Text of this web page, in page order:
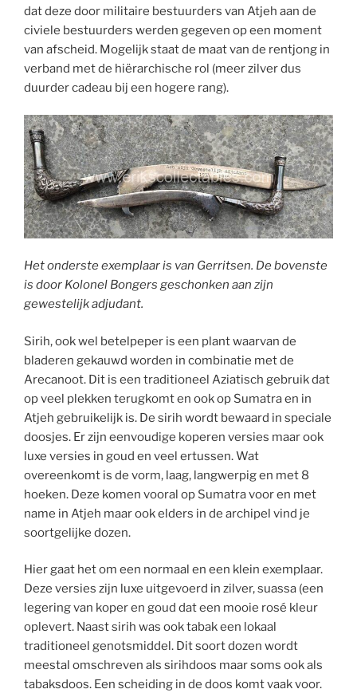
dat deze door militaire bestuurders van Atjeh aan de
civiele bestuurders werden gegeven op een moment
van afscheid. Mogelijk staat de maat van de rentjong in
verband met de hiërarchische rol (meer zilver dus
duurder cadeau bij een hogere rang).
Het onderste exemplaar is van Gerritsen. De bovenste
is door Kolonel Bongers geschonken aan zijn
gewestelijk adjudant.
Sirih, ook wel betelpeper is een plant waarvan de
bladeren gekauwd worden in combinatie met de
Arecanoot. Dit is een traditioneel Aziatisch gebruik dat
op veel plekken terugkomt en ook op Sumatra en in
Atjeh gebruikelijk is. De sirih wordt bewaard in speciale
doosjes. Er zijn eenvoudige koperen versies maar ook
luxe versies in goud en veel ertussen. Wat
overeenkomt is de vorm, laag, langwerpig en met 8
hoeken. Deze komen vooral op Sumatra voor en met
name in Atjeh maar ook elders in de archipel vind je
soortgelijke dozen.
Hier gaat het om een normaal en een klein exemplaar.
Deze versies zijn luxe uitgevoerd in zilver, suassa (een
legering van koper en goud dat een mooie rosé kleur
oplevert. Naast sirih was ook tabak een lokaal
traditioneel genotsmiddel. Dit soort dozen wordt
meestal omschreven als sirihdoos maar soms ook als
tabaksdoos. Een scheiding in de doos komt vaak voor.